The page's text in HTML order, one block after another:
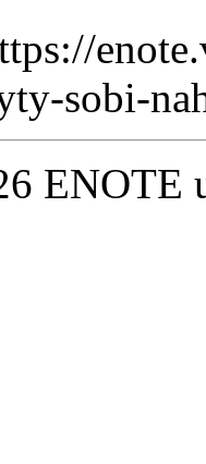
sobi-
ENOTE